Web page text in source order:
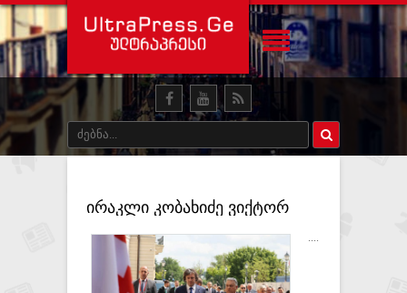
ირაკლი კობახიძე ვიქტორ
ორბანს შეხვდა
....